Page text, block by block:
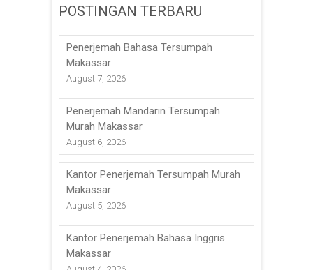
POSTINGAN TERBARU
Penerjemah Bahasa Tersumpah
Makassar
August 7, 2026
Penerjemah Mandarin Tersumpah
Murah Makassar
August 6, 2026
Kantor Penerjemah Tersumpah Murah
Makassar
August 5, 2026
Kantor Penerjemah Bahasa Inggris
Makassar